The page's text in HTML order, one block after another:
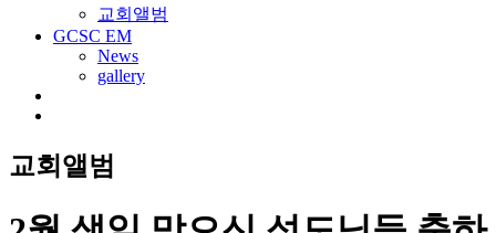
교회앨범
GCSC EM
News
gallery
교회앨범